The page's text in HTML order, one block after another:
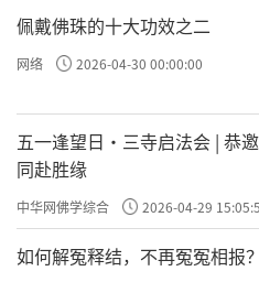
佩戴佛珠的十大功效之二
网络 2026-04-30 00:00:00
五一逢望日・三寺启法会 | 恭
同赴胜缘
中华网佛学综合 2026-04-29
如何解冤释结，不再冤冤相报？